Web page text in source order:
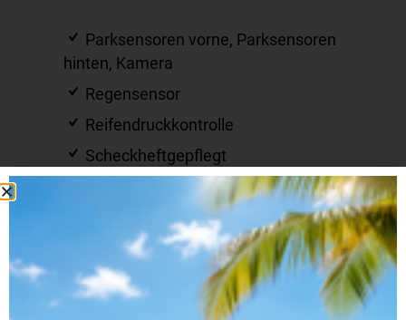
Parksensoren vorne, Parksensoren
hinten, Kamera
Regensensor
Reifendruckkontrolle
Scheckheftgepflegt
Schlüssellose Zentralverriegelung
Servolenkung
Sitzheizung
Soundsystem
Sprachsteuerung